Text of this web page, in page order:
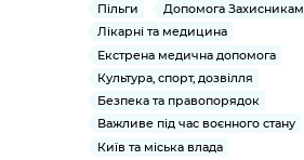
Пільги
Допомога Захисникам
Лікарні та медицина
Екстрена медична допомога
Культура, спорт, дозвілля
Безпека та правопорядок
Важливе під час воєнного стану
Київ та міська влада